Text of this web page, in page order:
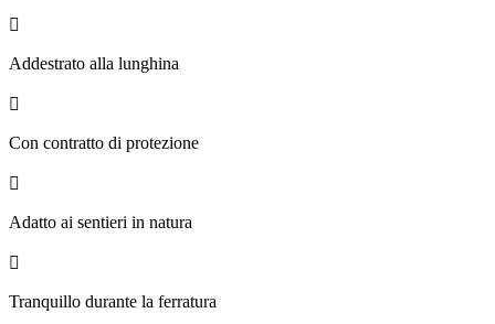

Addestrato alla lunghina

Con contratto di protezione

Adatto ai sentieri in natura

Tranquillo durante la ferratura